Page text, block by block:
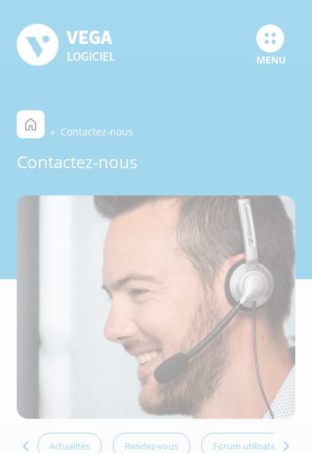
MENU
» Contactez-nous
Contactez-nous
Actualités Rendez-vous Forum utilisateurs